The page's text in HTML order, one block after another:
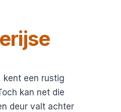
kent een rustig
kan net die
deur valt achter